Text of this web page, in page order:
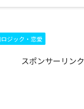
ジック・恋愛
スポンサーリンク